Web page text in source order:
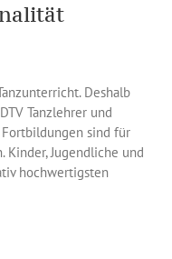
Deshalb
Tanzlehrer und
Fortbildungen sind für
Kinder, Jugendliche und
hochwertigsten